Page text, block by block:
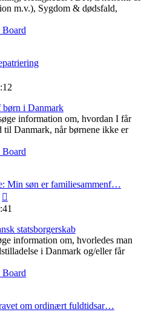
m.v.), Sygdom & dødsfald,
børn i Danmark
information om, hvordan I får
til Danmark, når børnene ikke er
Min søn er familiesammenf…
det
indlæg
statsborgerskab
information om, hvorledes man
i Danmark og/eller får
om ordinært fuldtidsar…